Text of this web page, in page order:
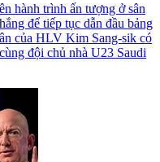
hành trình ấn tượng ở sân
để tiếp tục dẫn đầu bảng
của HLV Kim Sang-sik có
đội chủ nhà U23 Saudi